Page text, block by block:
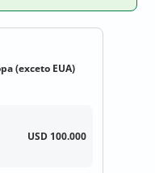
(exceto EUA)
USD 100.000